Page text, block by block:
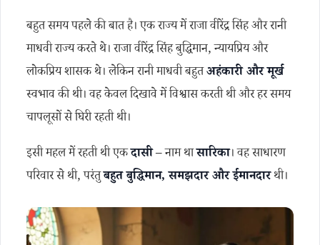
बहुत समय पहले की बात है। एक राज्य में राजा वीरेंद्र सिंह और रानी
माधवी राज्य करते थे। राजा वीरेंद्र सिंह बुद्धिमान, न्यायप्रिय और
लोकप्रिय शासक थे। लेकिन रानी माधवी बहुतअहंकारी और मूर्ख
स्वभाव की थी। वह केवल दिखावे में विश्वास करती थी और हर समय
चापलूसों से घिरी रहती थी।
इसी महल में रहती थी एकदासी– नाम थासारिका। वह साधारण
परिवार से थी, परंतुबहुत बुद्धिमान, समझदार और ईमानदारथी।